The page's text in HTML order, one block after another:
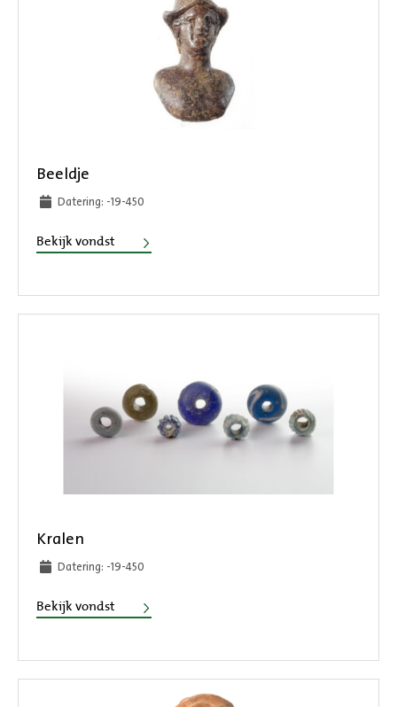
Beeldje
Datering: -19-450
Bekijk vondst Beeldje
Kralen
Datering: -19-450
Bekijk vondst Kralen